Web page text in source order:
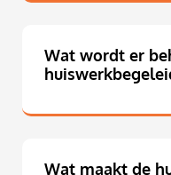
Wat wordt er
Wat maakt de